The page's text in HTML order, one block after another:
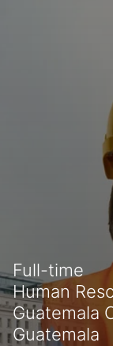
Full-time
Human
Guatemala
Guatemala